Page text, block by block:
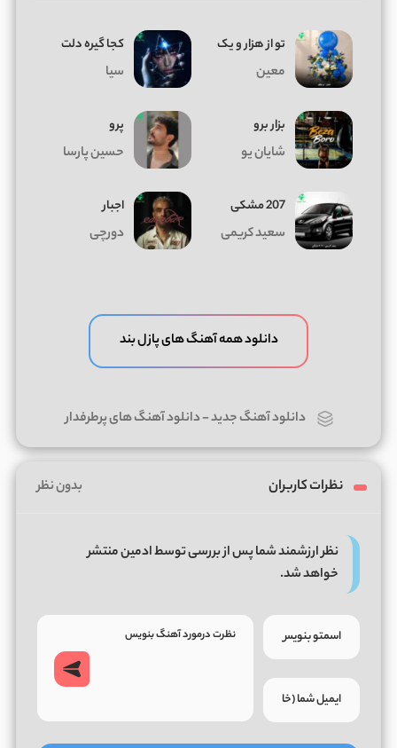
تو از هزار و یک
معین
کجا گیره دلت
سیا
بزار برو
شایان یو
پرو
حسین پارسا
207 مشکی
سعید کریمی
اجبار
دورچی
دانلود همه آهنگ های پازل بند
دانلود آهنگ جدید-دانلود آهنگ های پرطرفدار
نظرات کاربران بدون نظر
نظر ارزشمند شما پس از بررسی توسط ادمین منتشر
خواهد شد.